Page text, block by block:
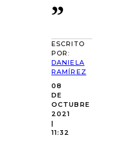
”
ESCRITO
POR:
DANIELA
RAMÍREZ
08
DE
OCTUBRE
2021
|
11:32